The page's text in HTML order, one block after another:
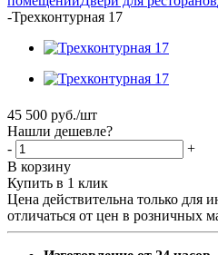
-Трехконтурная 17
45 500 руб./шт
Нашли дешевле?
-
+
В корзину
Купить в 1 клик
Цена действительна только для
отличаться от цен в розничных